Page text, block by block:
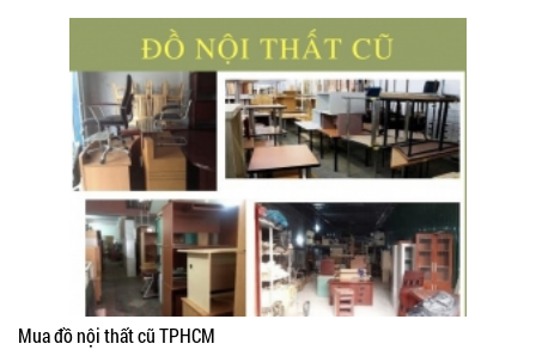
Mua đồ nội thất cũ TPHCM